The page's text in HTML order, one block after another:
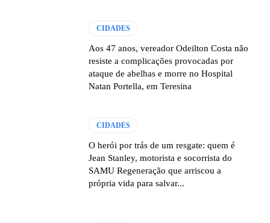
CIDADES
Aos 47 anos, vereador Odeilton Costa não
resiste a complicações provocadas por
ataque de abelhas e morre no Hospital
Natan Portella, em Teresina
CIDADES
O herói por trás de um resgate: quem é
Jean Stanley, motorista e socorrista do
SAMU Regeneração que arriscou a
própria vida para salvar...